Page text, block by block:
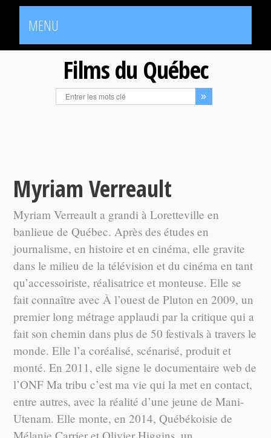
MENU
Films du Québec
Myriam Verreault
Myriam Verreault a grandi à Loretteville en
banlieue de Québec. Après des études en
journalisme, en histoire et en cinéma, elle gravite
dans le milieu de la télévision et du cinéma en tant
qu’accessoiriste, réalisatrice et monteuse. Elle se
fait connaître avec À l’ouest de Pluton en 2009, un
premier long métrage applaudi par la critique qui a
fait son chemin dans plus de 50 festivals à travers le
monde. Elle l’a coréalisé, scénarisé, produit et
monté. En 2011, elle signe le documentaire web de
l’ONF Ma tribu c’est ma vie qui la met en contact,
entre autres, avec la réalité d’une jeune de Mani-
Utenam. Elle monte, en 2014, Québékoisie de